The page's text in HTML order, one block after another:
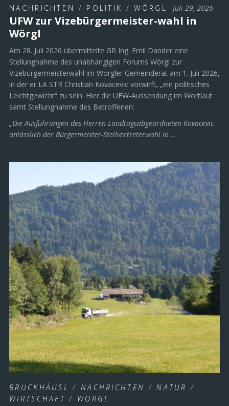
NACHRICHTEN / POLITIK /WÖRGL Juli 29, 2026
UFW zur Vizebürgermeister-wahl in
Wörgl
Am 28. Juli 2026 übermittelte GR Ing. Emil Dander eine
Stellungnahme des unabhängigen Forums Wörgl zur
Vizebürgermeisterwahl im Wörgler Gemeinderat am 1. Juli 2026,
in der er LA STR Christian Kovacevic vorwirft, „ein politisches
Leichtgewicht“ zu sein. Hier die UFW-Aussendung im Wortlaut
samt Stellungnahme des Betroffenen:
„Die Ausführungen des Herren Landtagsabgeordneten Kovacevic
anlässlich der Bürgermeister-Stellvertreterwahl in …
BRUCKHÄUSL / NACHRICHTEN /NATUR /
WIRTSCHAFT / WÖRGL